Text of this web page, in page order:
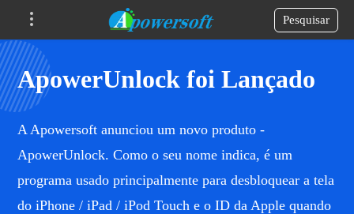
Pesquisar
ApowerUnlock foi Lançado
A Apowersoft anunciou um novo produto -
ApowerUnlock. Como o seu nome indica, é um
programa usado principalmente para desbloquear a tela
do iPhone / iPad / iPod Touch e o ID da Apple quando